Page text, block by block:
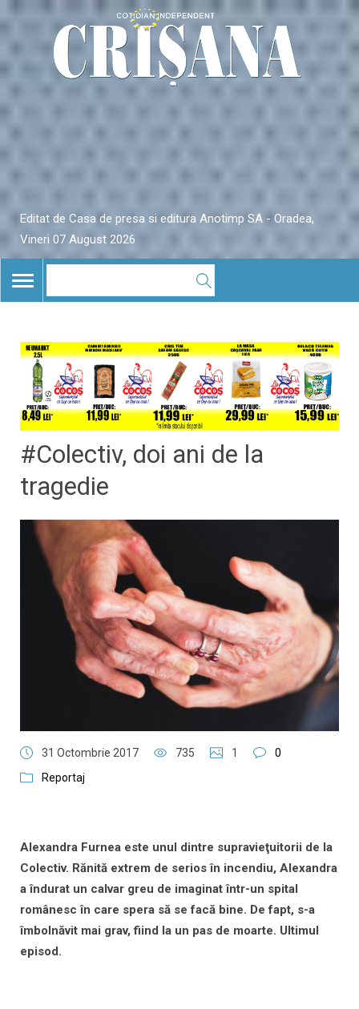
Editat de Casa de presa si editura Anotimp SA - Oradea,
Vineri 07 August 2026
TOGGLE
NAVIGATION
#Colectiv, doi ani de la
tragedie
31 Octombrie 2017 735 1
0
Reportaj
Alexandra Furnea este unul dintre supravieţuitorii de la
Colectiv. Rănită extrem de serios în incendiu, Alexandra
a îndurat un calvar greu de imaginat într-un spital
românesc în care spera să se facă bine. De fapt, s-a
îmbolnăvit mai grav, fiind la un pas de moarte. Ultimul
episod.